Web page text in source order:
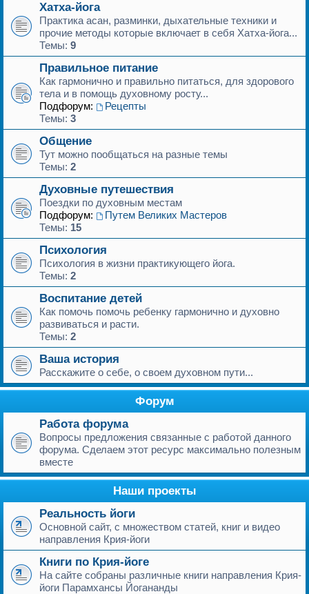
Хатха-йога
Практика асан, разминки, дыхательные техники и
прочие методы которые включает в себя Хатха-йога...
Темы: 9
Правильное питание
Как гармонично и правильно питаться, для здорового
тела и в помощь духовному росту...
Подфорум:
Рецепты
Темы: 3
Общение
Тут можно пообщаться на разные темы
Темы: 2
Духовные путешествия
Поездки по духовным местам
Подфорум:
Путем Великих Мастеров
Темы: 15
Психология
Психология в жизни практикующего йога.
Темы: 2
Воспитание детей
Как помочь помочь ребенку гармонично и духовно
развиваться и расти.
Темы: 2
Ваша история
Расскажите о себе, о своем духовном пути...
Форум
Работа форума
Вопросы предложения связанные с работой данного
форума. Сделаем этот ресурс максимально полезным
вместе
Наши проекты
Реальность йоги
Основной сайт, с множеством статей, книг и видео
направления Крия-йоги
Книги по Крия-йоге
На сайте собраны различные книги направления Крия-
йоги Парамхансы Йогананды